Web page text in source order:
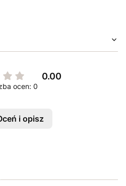
0.00
ocen: 0
i opisz